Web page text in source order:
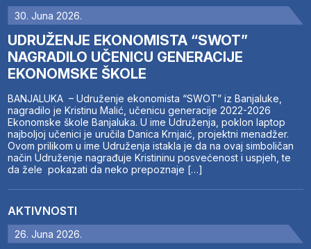
30. Juna 2026.
UDRUŽENJE EKONOMISTA “SWOT”
NAGRADILO UČENICU GENERACIJE
EKONOMSKE ŠKOLE
BANJALUKA – Udruženje ekonomista “SWOT” iz Banjaluke,
nagradilo je Kristinu Malić, učenicu generacije 2022-2026
Ekonomske škole Banjaluka. U ime Udruženja, poklon laptop
najboljoj učenici je uručila Danica Krnjaić, projektni menadžer.
Ovom prilikom u ime Udruženja istakla je da na ovaj simboličan
način Udruženje nagrađuje Kristininu posvećenost i uspjeh, te
da žele pokazati da neko prepoznaje […]
AKTIVNOSTI
26. Juna 2026.